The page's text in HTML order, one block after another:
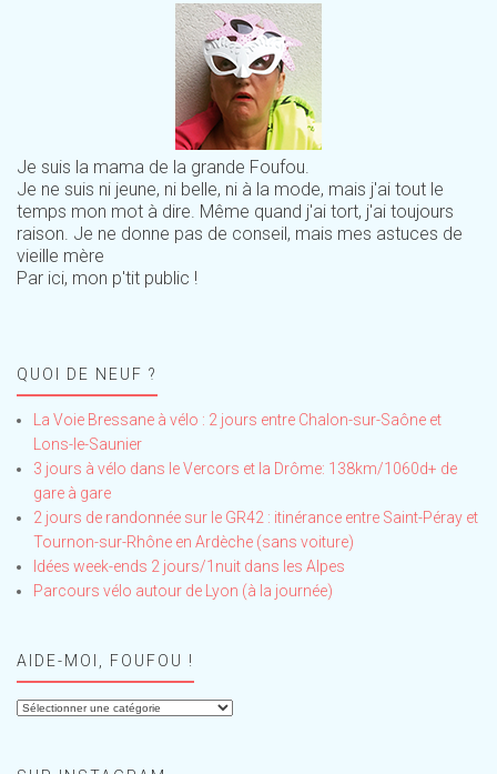
Je suis la mama de la grande Foufou.
Je ne suis ni jeune, ni belle, ni à la mode, mais j'ai tout le
temps mon mot à dire. Même quand j'ai tort, j'ai toujours
raison. Je ne donne pas de conseil, mais mes astuces de
vieille mère
Par ici, mon p'tit public !
QUOI DE NEUF ?
La Voie Bressane à vélo : 2 jours entre Chalon-sur-Saône et
Lons-le-Saunier
3 jours à vélo dans le Vercors et la Drôme: 138km/1060d+ de
gare à gare
2 jours de randonnée sur le GR42 : itinérance entre Saint-Péray et
Tournon-sur-Rhône en Ardèche (sans voiture)
Idées week-ends 2 jours/1nuit dans les Alpes
Parcours vélo autour de Lyon (à la journée)
AIDE-MOI, FOUFOU !
Aide-